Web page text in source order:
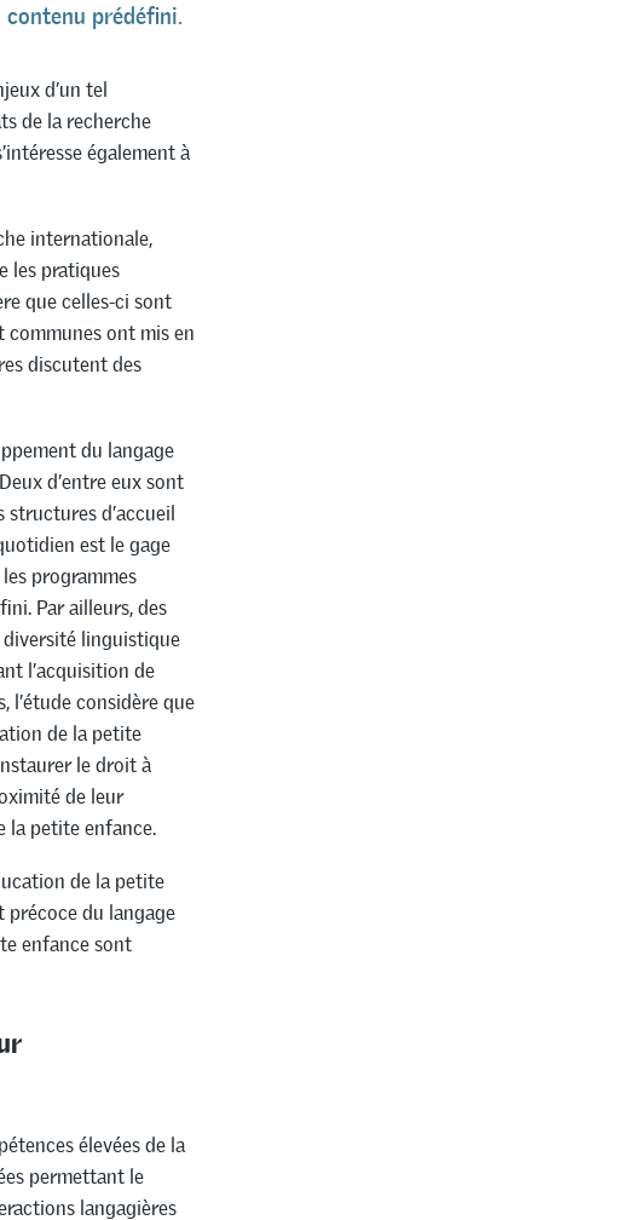
contenu prédéfini.
d’un tel
de la recherche
également à
internationale,
les pratiques
que celles-ci sont
communes ont mis en
discutent des
du langage
d’entre eux sont
d’accueil
est le gage
programmes
Par ailleurs, des
linguistique
l’acquisition de
l’étude considère que
de la petite
le droit à
de leur
la petite enfance.
de la petite
précoce du langage
enfance sont
élevées de la
permettant le
langagières